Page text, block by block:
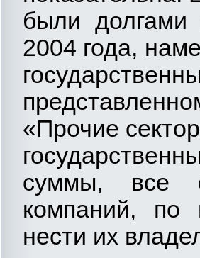
были долгами
2004 года,
«Прочие
суммы, все
компаний, по
нести их